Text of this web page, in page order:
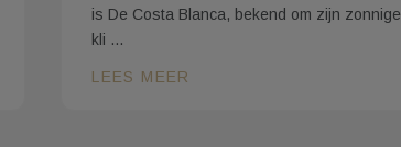
is De Costa Blanca, bekend om zijn zonnige
kli ...
LEES MEER